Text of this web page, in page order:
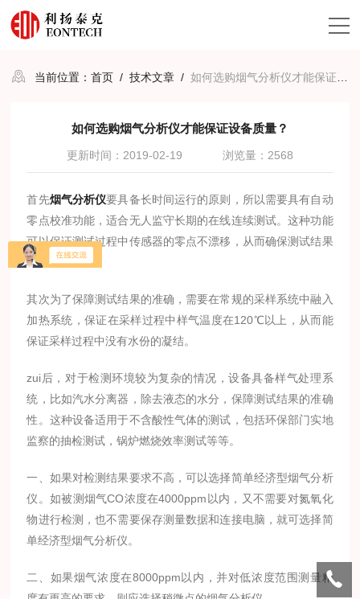
当前位置：首页 /技术文章 /如何选购烟气分析仪才能保证设备质量？
如何选购烟气分析仪才能保证设备质量？
更新时间：2019-02-19 浏览量：2568
首先烟气分析仪要具备长时间运行的原则，所以需要具有自动
零点校准功能，适合无人监守长期的在线连续测试。这种功能
可以保证测试过程中传感器的零点不漂移，从而确保测试结果
准确。
其次为了保障测试结果的准确，需要在常规的采样系统中融入
加热系统，保证在采样过程中样气温度在120℃以上，从而能
保证采样过程中没有水份的凝结。
zui后，对于检测环境较为复杂的情况，设备具备样气处理系
统，比如汽水分离器，除去液态的水分，保障测试结果的准确
性。这种设备适用于不含酸性气体的测试，包括环保部门实地
监察的抽检测试，锅炉燃烧效率测试等等。
一、如果对检测结果要求不高，可以选择简单经济型烟气分析
仪。如被测烟气CO浓度在4000ppm以内，又不需要对氮氧化
物进行检测，也不需要保存测量数据和连接电脑，就可选择简
单经济型烟气分析仪。
二、如果烟气浓度在8000ppm以内，并对低浓度范围测量精